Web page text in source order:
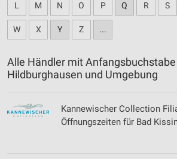
L M N O P Q R S
W X Y Z ...
Alle Händler mit Anfangsbuchstabe
Hildburghausen und Umgebung
Kannewischer Collection
Öffnungszeiten für Bad